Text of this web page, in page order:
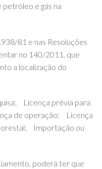
e gás na
81 e nas Resoluções
no 140/2011, que
a localização do
Licença prévia para
de operação; Licença
Importação ou
poderá ter que